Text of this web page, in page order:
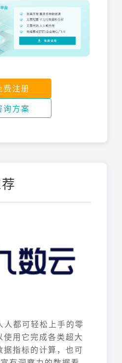
费注册
询方案
人都可轻松上手的零
用它完成各类超大
指标的计算，也可